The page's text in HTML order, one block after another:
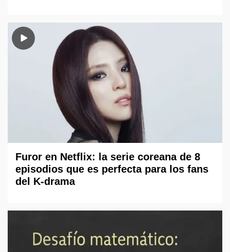
Furor en Netflix: la serie coreana de 8
episodios que es perfecta para los fans
del K-drama